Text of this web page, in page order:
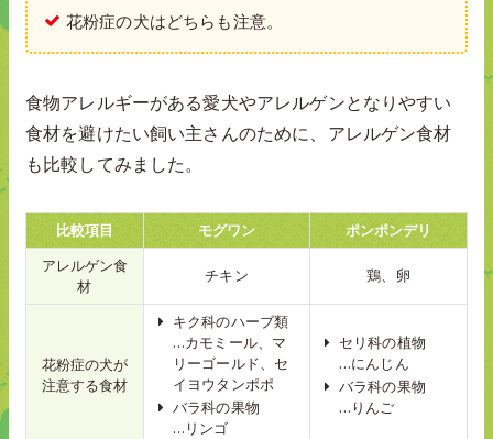
花粉症の犬はどちらも注意。
食物アレルギーがある愛犬やアレルゲンとなりやすい
食材を避けたい飼い主さんのために、アレルゲン食材
も比較してみました。
比較項目 モグワン
ポンポンデリ
アレルゲン食
材
チキン 鶏、卵
花粉症の犬が
注意する食材
キク科のハーブ類
…カモミール、マ
リーゴールド、セ
イヨウタンポポ
バラ科の果物
…リンゴ
セリ科の植物
…にんじん
バラ科の果物
…りんご